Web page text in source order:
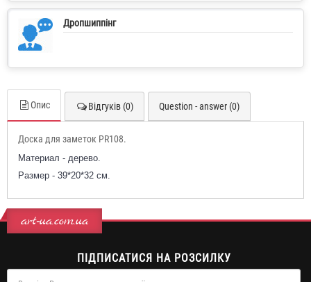
Дропшиппінг
Опис Відгуків (0) Question - answer (0)
Доска для заметок PR108.
Материал - дерево.
Размер - 39*20*32 см.
art-ua.com.ua
ПІДПИСАТИСЯ НА РОЗСИЛКУ